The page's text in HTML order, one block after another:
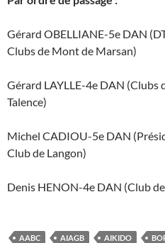
Gérard OBELLIANE-5e DAN
Clubs de Mont de Marsan)
Gérard LAYLLE-4e DAN (Clubs
Talence)
Michel CADIOU-5e DAN
Club de Langon)
Denis HENON-4e DAN (Club
AABC AIAGB AIKIDO